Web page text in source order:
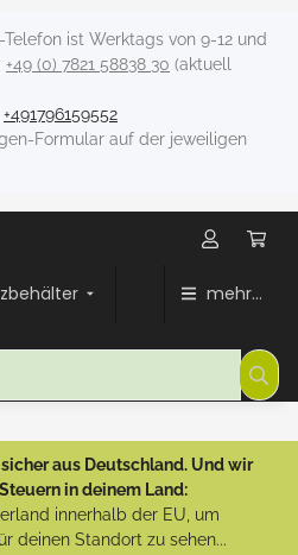
Telefon ist Werktags von 9-12 und
+49 (0) 7821 58838 30 (aktuell
+491796159552
Formular auf der jeweiligen
mehr...
aus Deutschland. Und wir
in deinem Land:
innerhalb der EU, um
deinen Standort zu sehen...